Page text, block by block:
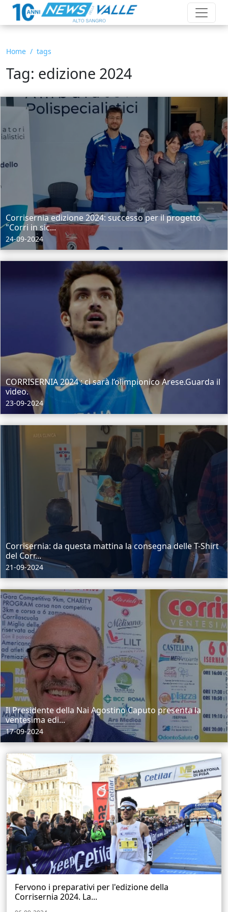
Home tags
Tag: edizione 2024
Corrisernia edizione 2024: successo per il progetto
"Corri in sic...
24-09-2024
CORRISERNIA 2024 : ci sarà l’olimpionico Arese.Guarda il
video.
23-09-2024
Corrisernia: da questa mattina la consegna delle T-Shirt
del Corr...
21-09-2024
Il Presidente della Nai Agostino Caputo presenta la
ventesima edi...
17-09-2024
Fervono i preparativi per l'edizione della
Corrisernia 2024. La...